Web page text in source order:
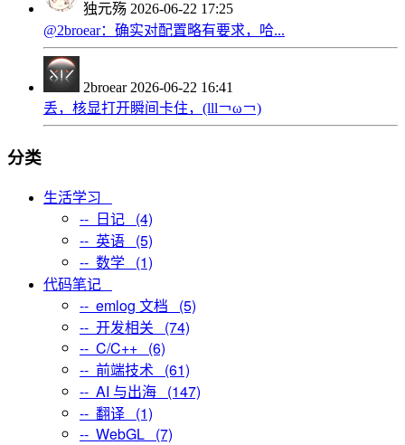
独元殇 2026-06-22 17:25
@2broear：确实对配置略有要求，哈...
2broear 2026-06-22 16:41
丢，核显打开瞬间卡住，(lll￢ω￢)
分类
生活学习
-- 日记 (4)
-- 英语 (5)
-- 数学 (1)
代码笔记
-- emlog 文档 (5)
-- 开发相关 (74)
-- C/C++ (6)
-- 前端技术 (61)
-- AI 与出海 (147)
-- 翻译 (1)
-- WebGL (7)